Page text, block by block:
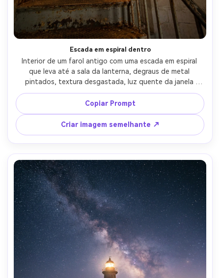
Escada em espiral dentro
Interior de um farol antigo com uma escada em espiral
que leva até a sala da lanterna, degraus de metal
pintados, textura desgastada, luz quente da janela
lançando sombras curvas, tirado em Canon EOS R6, lente
de 24 mm, f/2.8, composição de linhas líderes, alta faixa
dinâmica, detalhes fotorealistas, humor de arquitetura
histórica aconchegante-AR 4:5
Copiar Prompt
Criar imagem semelhante ↗
Crie imagens com
IA sem limites.
100% grátis!
Comece Grátis →